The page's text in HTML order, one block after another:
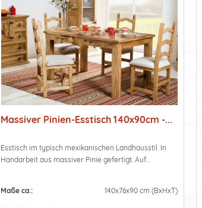
Massiver Pinien-Esstisch 140x90cm -...
Esstisch im typisch mexikanischen Landhausstil. In
Handarbeit aus massiver Pinie gefertigt. Auf...
Maße ca.: 140x76x90 cm (BxHxT)